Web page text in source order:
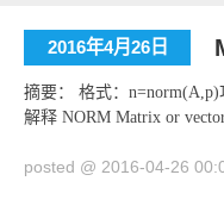
2016年4月26日
摘要： 格式：
解释 NORM Matrix or
posted @ 2016-04-26